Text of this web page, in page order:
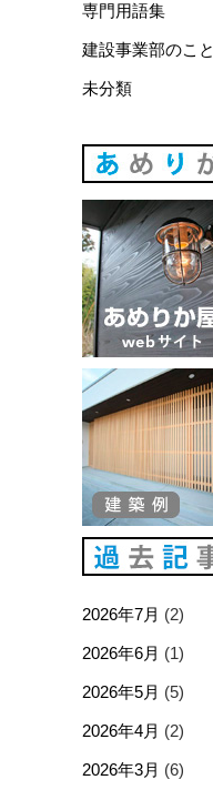
専門用語集
建設事業部のこと
未分類
2026年7月 (2)
2026年6月 (1)
2026年5月 (5)
2026年4月 (2)
2026年3月 (6)